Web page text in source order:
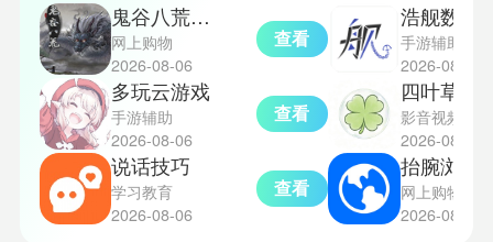
鬼谷八荒辅助器
网上购物
2026-08-06
查看
多玩云游戏
手游辅助
2026-08-06
查看
说话技巧
学习教育
2026-08-06
查看
浩舰数据
手游辅助
2026-08-06
四叶草影
影音视频
2026-08-06
抬腕浏览
网上购物
2026-08-06